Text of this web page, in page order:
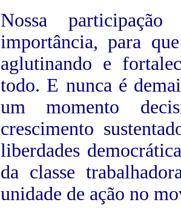
Nossa
importância, para
aglutinando e
todo. E nunca é
um momento
crescimento
liberdades
da classe
unidade de ação no